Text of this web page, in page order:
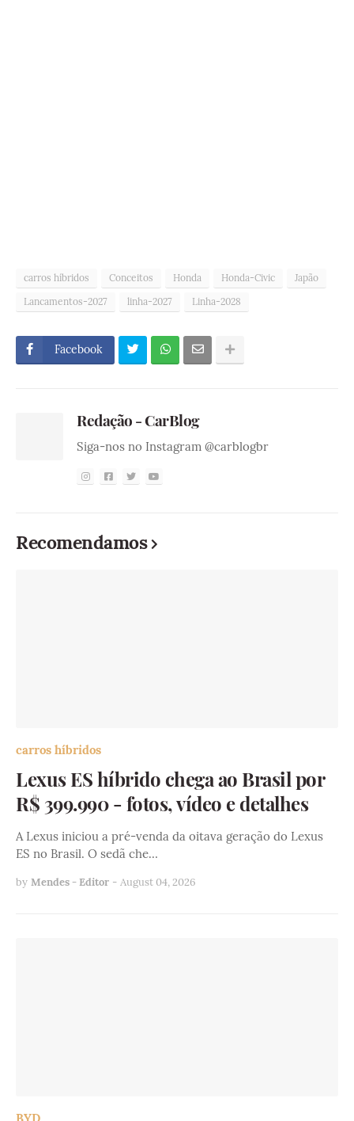
carros híbridos Conceitos Honda Honda-Civic
Japão
Lancamentos-2027
linha-2027 Linha-2028
Facebook
Redação - CarBlog
Siga-nos no Instagram @carblogbr
Recomendamos
carros híbridos
Lexus ES híbrido chega ao Brasil por
R$ 399.990 - fotos, vídeo e detalhes
A Lexus iniciou a pré-venda da oitava geração do Lexus
ES no Brasil. O sedã che…
by Mendes - Editor - August 04, 2026